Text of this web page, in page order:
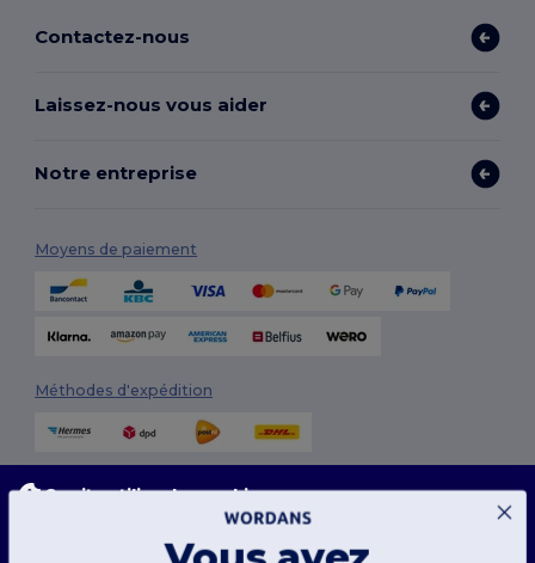
Contactez-nous
Laissez-nous vous aider
Notre entreprise
Moyens de paiement
Méthodes d'expédition
Ce site utilise des cookies
Notre site web utilise des cookies propriétaires et tiers pour améliorer la fonctionnalité
expérience de navigation fluide et personnalisée, y compris du contenu adapté, des